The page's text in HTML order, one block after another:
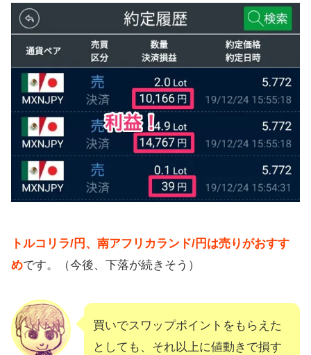
トルコリラ/円、南アフリカランド/円は売りがおすす
めです。（今後、下落が続きそう）
買いでスワップポイントをもらえた
としても、それ以上に値動きで損す